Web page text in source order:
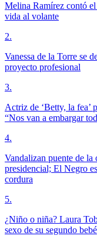
Melina Ramírez contó
vida al volante
2.
Vanessa de la Torre se
proyecto profesional
3.
Actriz de ‘Betty, la fea’
“Nos van a embargar
4.
Vandalizan puente de
presidencial; El Negro
cordura
5.
¿Niño o niña? Laura
sexo de su segundo bebé